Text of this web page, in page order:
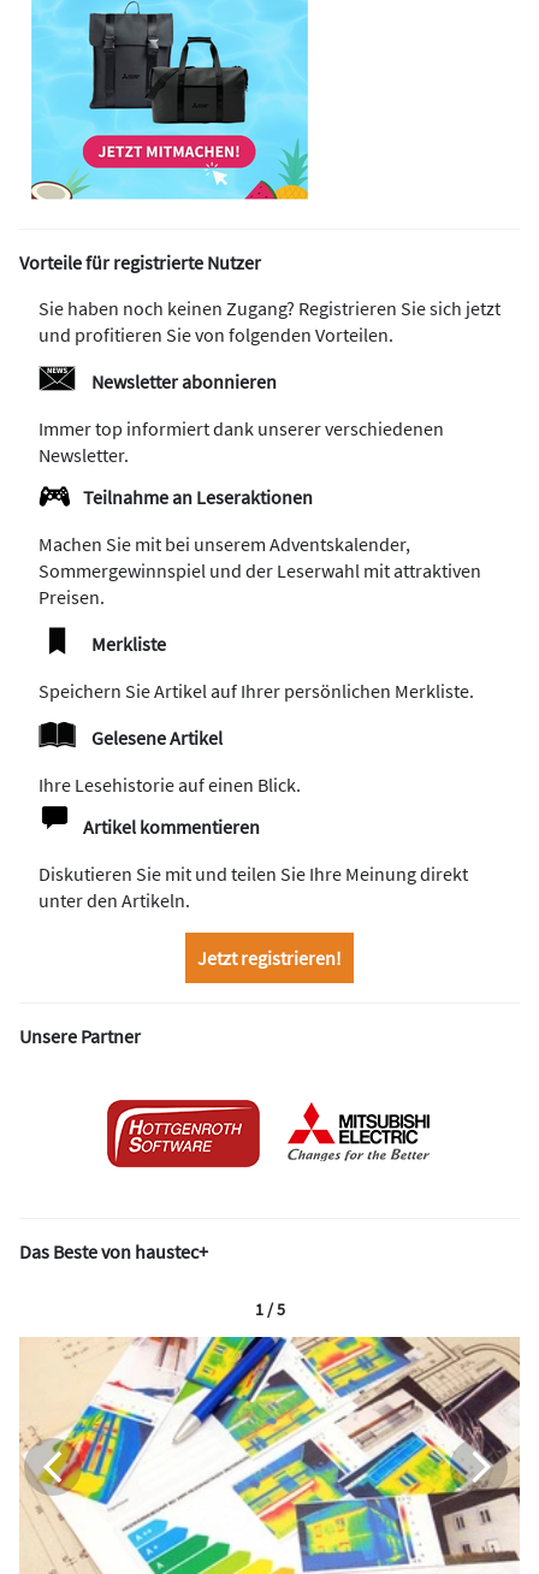
Vorteile für registrierte Nutzer
Sie haben noch keinen Zugang? Registrieren Sie sich jetzt
und profitieren Sie von folgenden Vorteilen.
Newsletter abonnieren
Immer top informiert dank unserer verschiedenen
Newsletter.
Teilnahme an Leseraktionen
Machen Sie mit bei unserem Adventskalender,
Sommergewinnspiel und der Leserwahl mit attraktiven
Preisen.
Merkliste
Speichern Sie Artikel auf Ihrer persönlichen Merkliste.
Gelesene Artikel
Ihre Lesehistorie auf einen Blick.
Artikel kommentieren
Diskutieren Sie mit und teilen Sie Ihre Meinung direkt
unter den Artikeln.
Jetzt registrieren!
Unsere Partner
Das Beste von haustec+
1 / 5